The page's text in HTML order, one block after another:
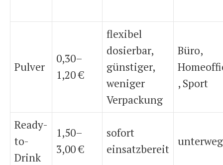
Pulver
0,30–
1,20 €
flexibel
dosierbar,
günstiger,
weniger
Verpackung
Büro,
, Sport
Ready-
to-
Drink
1,50–
3,00 €
sofort
einsatzbereit